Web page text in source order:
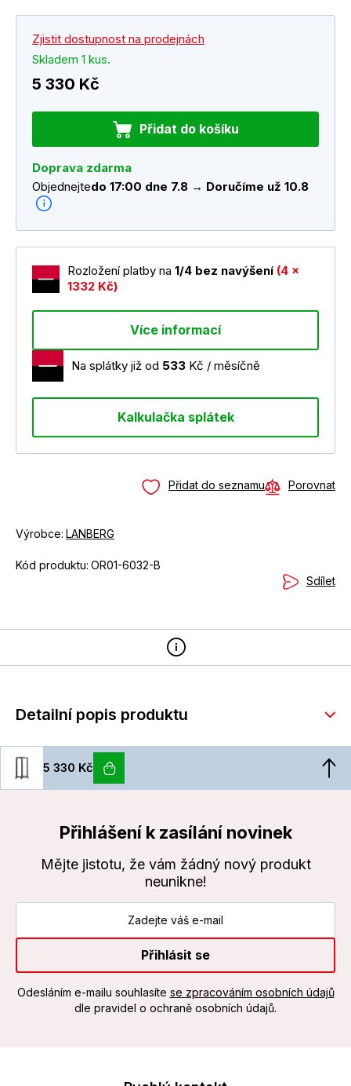
Zjistit dostupnost na prodejnách
Skladem 1 kus.
5 330 Kč
Přidat do košíku
Doprava zdarma
Objednejtedo 17:00 dne 7.8 → Doručíme už 10.8
Rozložení platby na 1/4 bez navýšení (4 x
1332 Kč)
Více informací
Na splátky již od 533 Kč / měsíčně
Kalkulačka splátek
Přidat do seznamu Porovnat
Výrobce: LANBERG
Kód produktu: OR01-6032-B
Sdílet
Detailní popis produktu
5 330 Kč
Přihlášení k zasílání novinek
Mějte jistotu, že vám žádný nový produkt
neunikne!
Přihlásit se
Odesláním e-mailu souhlasíte se zpracováním osobních údajů
dle pravidel o ochraně osobních údajů.